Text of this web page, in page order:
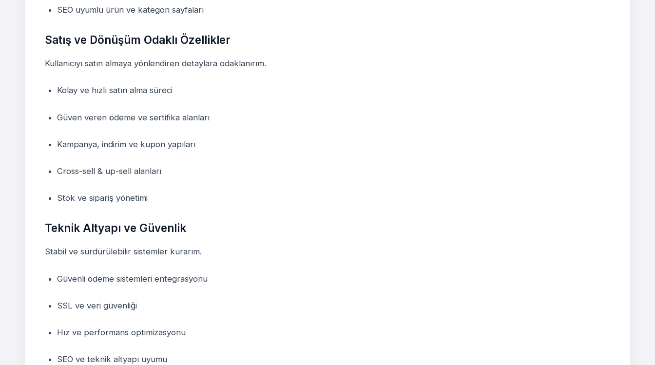
SEO uyumlu ürün ve kategori sayfaları
Satış ve Dönüşüm Odaklı Özellikler
Kullanıcıyı satın almaya yönlendiren detaylara odaklanırım.
Kolay ve hızlı satın alma süreci
Güven veren ödeme ve sertifika alanları
Kampanya, indirim ve kupon yapıları
Cross-sell & up-sell alanları
Stok ve sipariş yönetimi
Teknik Altyapı ve Güvenlik
Stabil ve sürdürülebilir sistemler kurarım.
Güvenli ödeme sistemleri entegrasyonu
SSL ve veri güvenliği
Hız ve performans optimizasyonu
SEO ve teknik altyapı uyumu